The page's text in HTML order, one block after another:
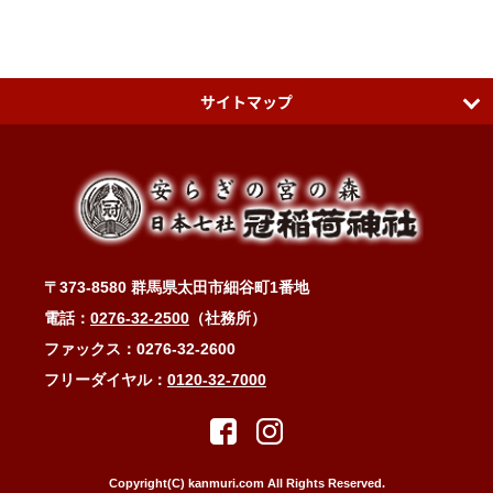
サイトマップ
日本七社 冠稲荷神社
ティアラグリーンパレス
アクセスMAP
冠稲荷神社ブログ
お問い合わせ・ご祈祷予約
縁結びと冠稲荷の木瓜の花
〒373-8580 群馬県太田市細谷町1番地
電話： 0276-32-2500 （社務所）
ファックス：0276-32-2600
フリーダイヤル： 0120-32-7000
Copyright(C) kanmuri.com All Rights Reserved.